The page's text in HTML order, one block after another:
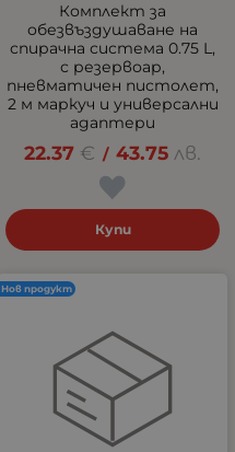
Комплект за
обезвъздушаване на
спирачна система 0.75 L,
с резервоар,
пневматичен пистолет,
2 м маркуч и универсални
адаптери
22.37 € / 43.75 лв.
Купи
Нов продукт